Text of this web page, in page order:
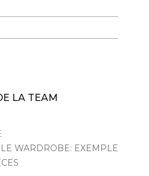
LA TEAM
WARDROBE: EXEMPLE